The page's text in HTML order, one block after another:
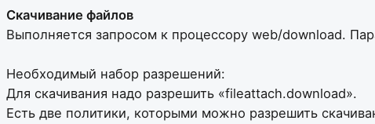
Скачивание файлов
Выполняется запросом к процессору web/download.
Необходимый набор разрешений:
Для скачивания надо разрешить «fileattach.download».
Есть две политики, которыми можно разрешить